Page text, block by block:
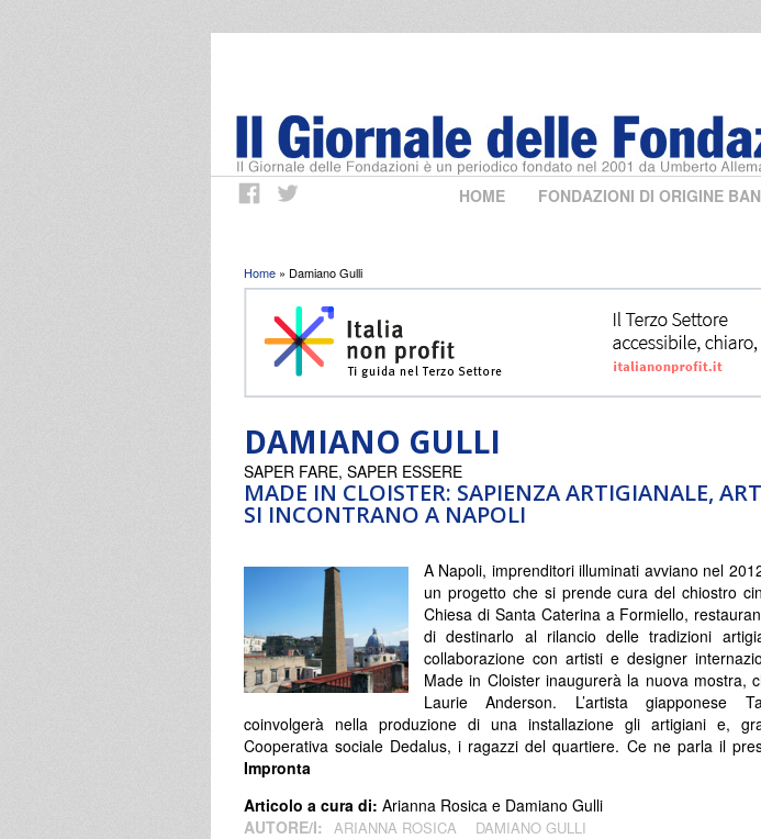
HOME FONDAZIONI DI ORIGINE
Tu sei qui
Home » Damiano Gulli
DAMIANO GULLI
MADE IN CLOISTER: SAPIENZA ARTIGIANALE,
SI INCONTRANO A NAPOLI
SAPER FARE, SAPER ESSERE
A Napoli, imprenditori illuminati avviano nel
un progetto che si prende cura del chiostro
Chiesa di Santa Caterina a Formiello,
di destinarlo al rilancio delle tradizioni
collaborazione con artisti e designer
Made in Cloister inaugurerà la nuova mostra,
Laurie Anderson. L’artista giapponese
coinvolgerà nella produzione di una installazione gli artigiani e,
Cooperativa sociale Dedalus, i ragazzi del quartiere. Ce ne parla il
Impronta
Articolo a cura di: Arianna Rosica e Damiano Gulli
AUTORE/I:
ARIANNA ROSICA DAMIANO GULLI